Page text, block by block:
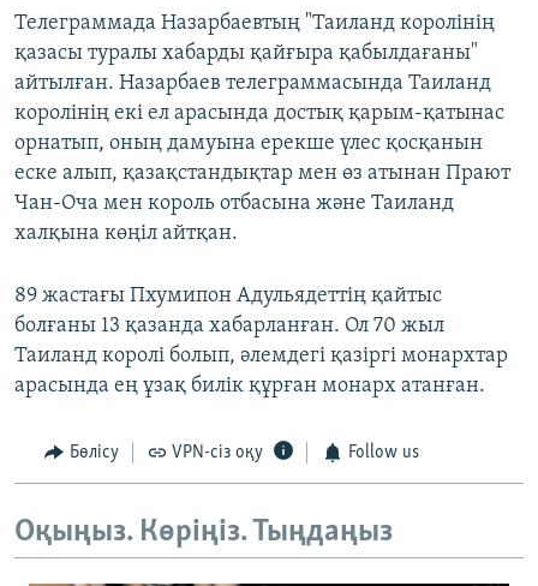
Телеграммада Назарбаевтың "Таиланд королінің
қазасы туралы хабарды қайғыра қабылдағаны"
айтылған. Назарбаев телеграммасында Таиланд
королінің екі ел арасында достық қарым-қатынас
орнатып, оның дамуына ерекше үлес қосқанын
еске алып, қазақстандықтар мен өз атынан Прают
Чан-Оча мен король отбасына және Таиланд
халқына көңіл айтқан.
89 жастағы Пхумипон Адульядеттің қайтыс
болғаны 13 қазанда хабарланған. Ол 70 жыл
Таиланд королі болып, әлемдегі қазіргі монархтар
арасында ең ұзақ билік құрған монарх атанған.
Бөлісу VPN-сіз оқу Follow us
Оқыңыз. Көріңіз. Тыңдаңыз